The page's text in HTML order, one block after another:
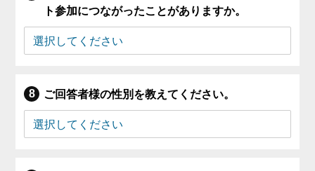
ト参加につながったことがありますか。
ご回答者様の性別を教えてください。